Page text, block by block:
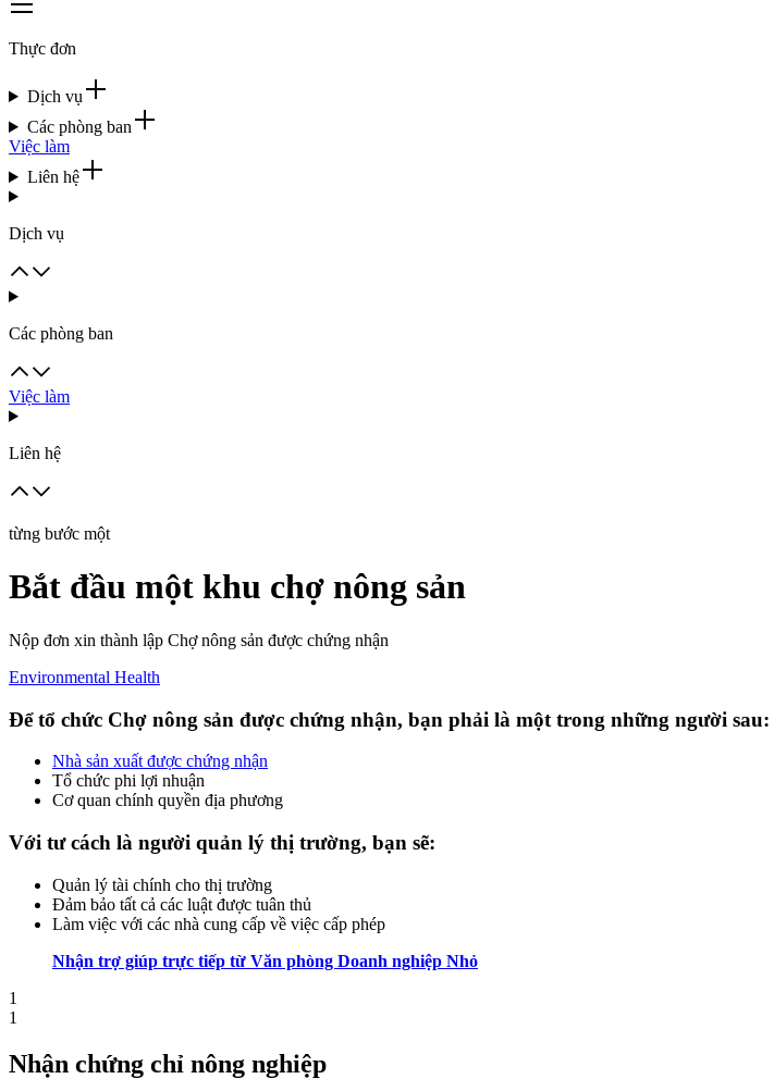
Thực đơn
Dịch vụ
Các phòng ban
Việc làm
Liên hệ
Dịch vụ
Các phòng ban
Việc làm
Liên hệ
từng bước một
Bắt đầu một khu chợ nông sản
Nộp đơn xin thành lập Chợ nông sản được chứng nhận
Environmental Health
Để tổ chức Chợ nông sản được chứng nhận, bạn phải là một trong những người sau:
Nhà sản xuất được chứng nhận
Tổ chức phi lợi nhuận
Cơ quan chính quyền địa phương
Với tư cách là người quản lý thị trường, bạn sẽ:
Quản lý tài chính cho thị trường
Đảm bảo tất cả các luật được tuân thủ
Làm việc với các nhà cung cấp về việc cấp phép
Nhận trợ giúp trực tiếp từ Văn phòng Doanh nghiệp Nhỏ
1
1
Nhận chứng chỉ nông nghiệp